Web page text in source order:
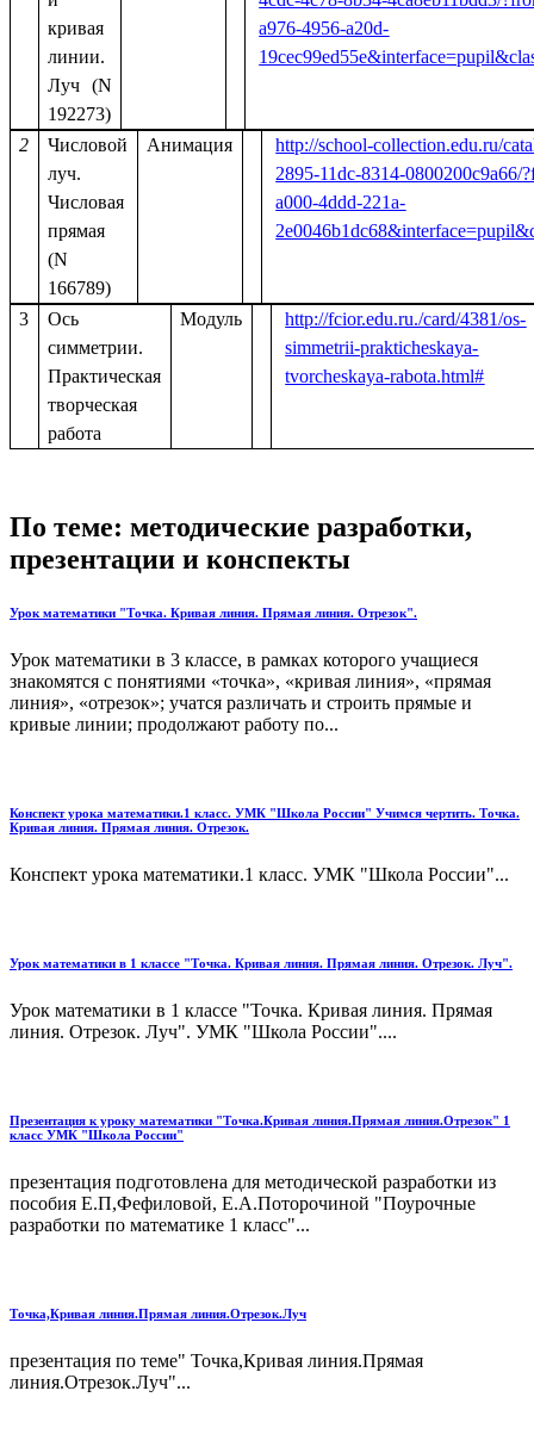
кривая
линии.
Луч (N
192273)
a976-4956-a20d-
2
Числовой
луч.
Числовая
прямая
(N
166789)
Анимация
http://school-collection.edu.ru/
2895-11dc-8314-0800200c9a66/
a000-4ddd-221a-
3
Ось
симметрии.
Практическая
творческая
работа
Модуль
http://fcior.edu.ru./card/4381/os-
simmetrii-prakticheskaya-
tvorcheskaya-rabota.html#
По теме: методические разработки,
презентации и конспекты
Урок математики "Точка. Кривая линия. Прямая линия. Отрезок".
Урок математики в 3 классе, в рамках которого учащиеся
знакомятся с понятиями «точка», «кривая линия», «прямая
линия», «отрезок»; учатся различать и строить прямые и
кривые линии; продолжают работу по...
Конспект урока математики.1 класс. УМК "Школа России" Учимся чертить. Точка.
Кривая линия. Прямая линия. Отрезок.
Конспект урока математики.1 класс. УМК "Школа России"...
Урок математики в 1 классе "Точка. Кривая линия. Прямая линия. Отрезок. Луч".
Урок математики в 1 классе "Точка. Кривая линия. Прямая
линия. Отрезок. Луч". УМК "Школа России"....
Презентация к уроку математики "Точка.Кривая линия.Прямая линия.Отрезок" 1
класс УМК "Школа России"
презентация подготовлена для методической разработки из
пособия Е.П,Фефиловой, Е.А.Поторочиной "Поурочные
разработки по математике 1 класс"...
Точка,Кривая линия.Прямая линия.Отрезок.Луч
презентация по теме" Точка,Кривая линия.Прямая
линия.Отрезок.Луч"...